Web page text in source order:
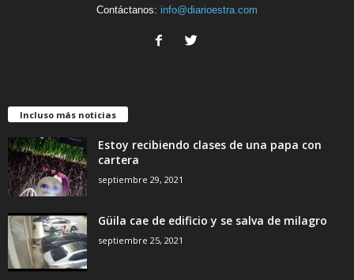
Contáctanos: info@diarioestra.com
Incluso más noticias
Estoy recibiendo clases de una papa con
cartera
septiembre 29, 2021
Güila cae de edificio y se salva de milagro
septiembre 25, 2021